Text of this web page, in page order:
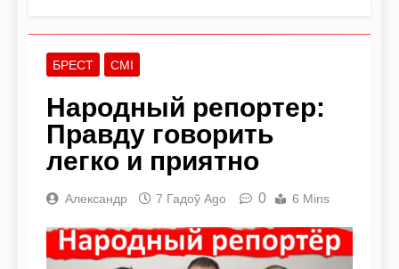
БРЕСТ СМІ
Народный репортер:
Правду говорить
легко и приятно
Александр 7 Гадоў Ago 0 6 Mins